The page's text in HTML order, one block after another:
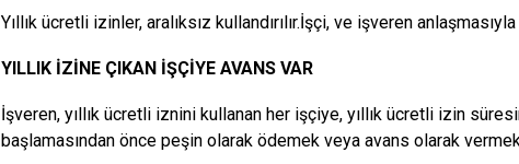
Yıllık ücretli izinler, aralıksız kullandırılır.İşçi, ve işveren
YILLIK İZİNE ÇIKAN İŞÇİYE AVANS VAR
İşveren, yıllık ücretli iznini kullanan her işçiye, yıllık ücretli izin
başlamasından önce peşin olarak ödemek veya avans olarak